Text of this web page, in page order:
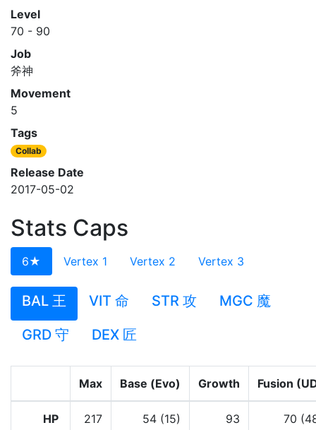
Level
70 - 90
Job
斧神
Movement
5
Tags
Collab
Release Date
2017-05-02
Stats Caps
6★ Vertex 1 Vertex 2 Vertex 3
BAL 王 VIT 命 STR 攻
MGC 魔
GRD 守
DEX 匠
Max Base (Evo) Growth Fusion
HP 217 54 (15) 93 70